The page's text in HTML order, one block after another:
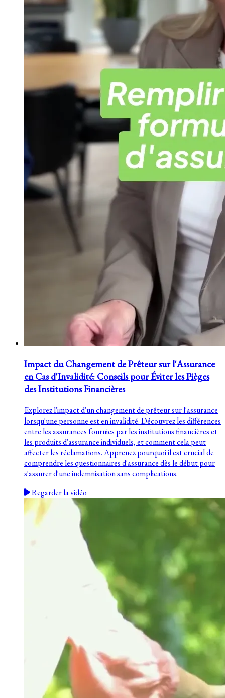
Impact du Changement de Prêteur sur l'Assurance
en Cas d'Invalidité: Conseils pour Éviter les Pièges
des Institutions Financières
Explorez l'impact d'un changement de prêteur sur l'assurance
lorsqu'une personne est en invalidité. Découvrez les différences
entre les assurances fournies par les institutions financières et
les produits d'assurance individuels, et comment cela peut
affecter les réclamations. Apprenez pourquoi il est crucial de
comprendre les questionnaires d'assurance dès le début pour
s'assurer d'une indemnisation sans complications.
Regarder la vidéo